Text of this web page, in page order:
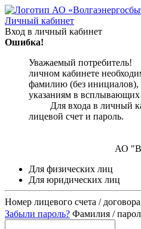
Личный кабинет
Вход в личный кабинет
Ошибка!
Уважаемый
личном кабинете
фамилию (без инициалов),
указаниям в
Для входа в личный
лицевой
АО
Для физических лиц
Для юридических лиц
Номер лицевого счета / договора
Забыли пароль? Фамилия /